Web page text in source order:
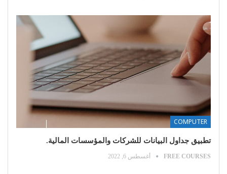
COMPUTER
تطبيق جداول البيانات للشركات والمؤسسات المالية.
FREE COURSES أغسطس 6, 2022